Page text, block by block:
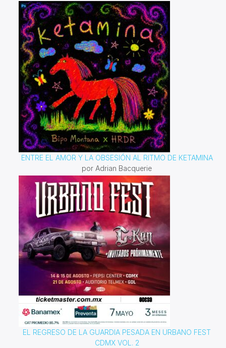
ENTRE EL AMOR Y LA OBSESIÓN AL RITMO DE KETAMINA
por Adrian Bacquerie
EL REGRESO DE LA GUARDIA PESADA EN URBANO FEST
CDMX VOL. 2